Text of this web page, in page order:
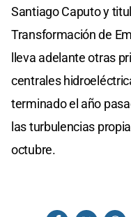
Santiago Caputo y
Transformación de
lleva adelante otras
centrales
terminado el año
las turbulencias
octubre.